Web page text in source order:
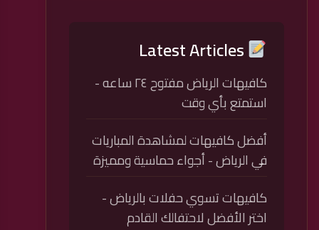
كافيهات الرياض مفتوح ٢٤ ساعه -
استمتع بأي وقت
أفضل كافيهات لمشاهدة المباريات
في الرياض - أجواء حماسية ومميزة
كافيهات تسوي حفلات بالرياض -
اختر الأفضل لاحتفالك القادم